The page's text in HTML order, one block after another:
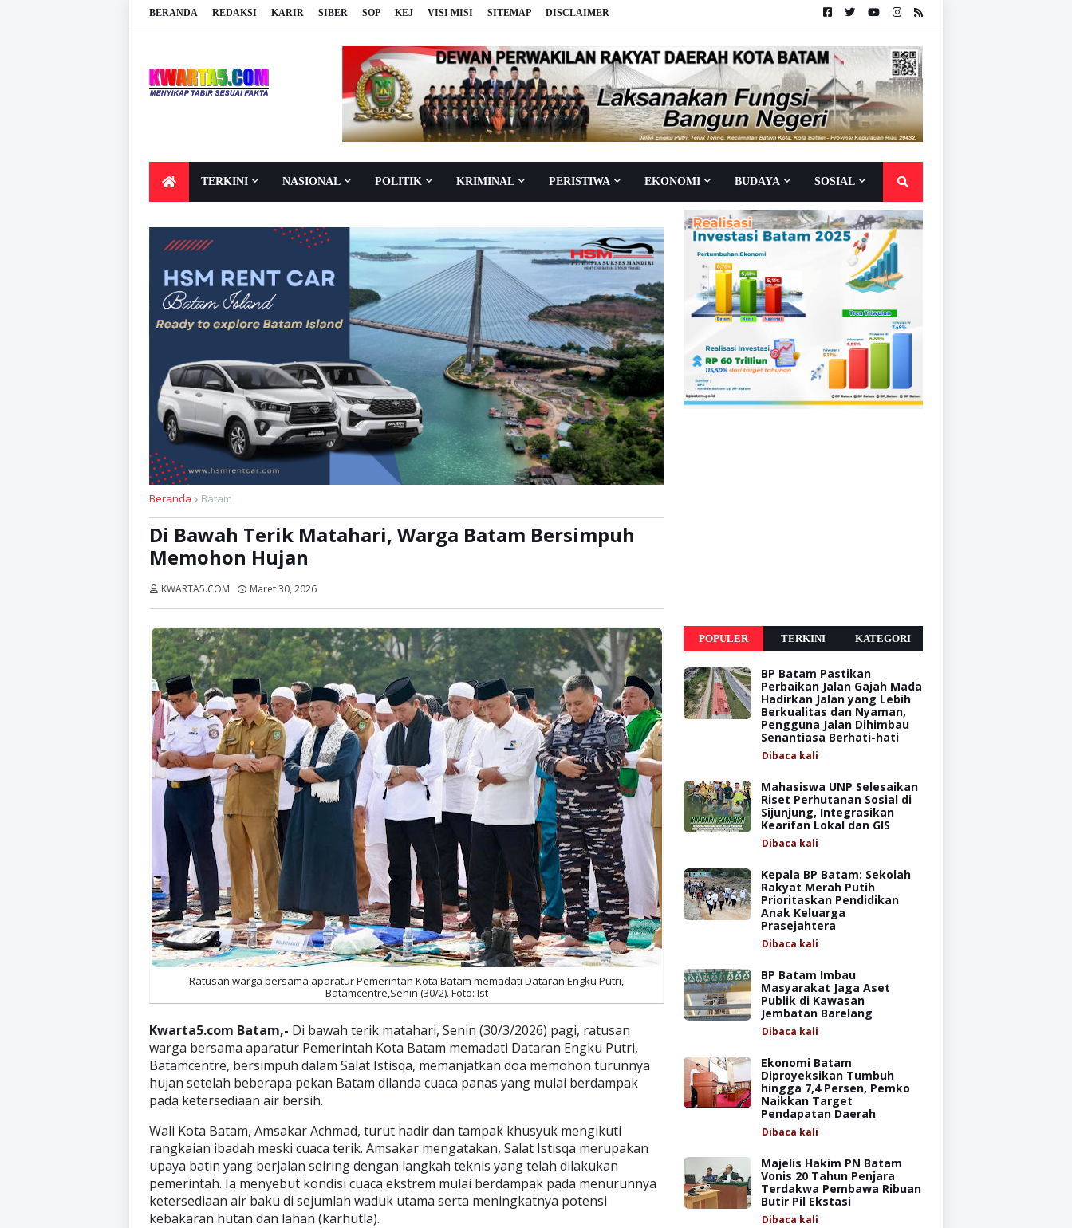
BERANDA REDAKSI KARIR SIBER SOP KEJ VISI MISI SITEMAP DISCLAIMER
TERKINI NASIONAL POLITIK KRIMINAL PERISTIWA EKONOMI BUDAYA SOSIAL
Beranda Batam
Di Bawah Terik Matahari, Warga Batam Bersimpuh
Memohon Hujan
KWARTA5.COM Maret 30, 2026
Ratusan warga bersama aparatur Pemerintah Kota Batam memadati Dataran Engku Putri,
Batamcentre,Senin (30/2). Foto: Ist
Kwarta5.com Batam,- Di bawah terik matahari, Senin (30/3/2026) pagi, ratusan
warga bersama aparatur Pemerintah Kota Batam memadati Dataran Engku Putri,
Batamcentre, bersimpuh dalam Salat Istisqa, memanjatkan doa memohon turunnya
hujan setelah beberapa pekan Batam dilanda cuaca panas yang mulai berdampak
pada ketersediaan air bersih.
Wali Kota Batam, Amsakar Achmad, turut hadir dan tampak khusyuk mengikuti
rangkaian ibadah meski cuaca terik. Amsakar mengatakan, Salat Istisqa merupakan
upaya batin yang berjalan seiring dengan langkah teknis yang telah dilakukan
pemerintah. Ia menyebut kondisi cuaca ekstrem mulai berdampak pada menurunnya
ketersediaan air baku di sejumlah waduk utama serta meningkatnya potensi
kebakaran hutan dan lahan (karhutla).
POPULER TERKINI KATEGORI
BP Batam Pastikan
Perbaikan Jalan Gajah Mada
Hadirkan Jalan yang Lebih
Berkualitas dan Nyaman,
Pengguna Jalan Dihimbau
Senantiasa Berhati-hati
Dibaca kali
Mahasiswa UNP Selesaikan
Riset Perhutanan Sosial di
Sijunjung, Integrasikan
Kearifan Lokal dan GIS
Dibaca kali
Kepala BP Batam: Sekolah
Rakyat Merah Putih
Prioritaskan Pendidikan
Anak Keluarga
Prasejahtera
Dibaca kali
BP Batam Imbau
Masyarakat Jaga Aset
Publik di Kawasan
Jembatan Barelang
Dibaca kali
Ekonomi Batam
Diproyeksikan Tumbuh
hingga 7,4 Persen, Pemko
Naikkan Target
Pendapatan Daerah
Dibaca kali
Majelis Hakim PN Batam
Vonis 20 Tahun Penjara
Terdakwa Pembawa Ribuan
Butir Pil Ekstasi
Dibaca kali